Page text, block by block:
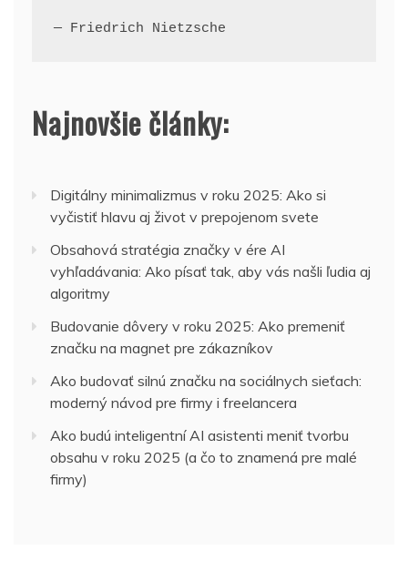
— Friedrich Nietzsche
Najnovšie články:
Digitálny minimalizmus v roku 2025: Ako si
vyčistiť hlavu aj život v prepojenom svete
Obsahová stratégia značky v ére AI
vyhľadávania: Ako písať tak, aby vás našli ľudia aj
algoritmy
Budovanie dôvery v roku 2025: Ako premeniť
značku na magnet pre zákazníkov
Ako budovať silnú značku na sociálnych sieťach:
moderný návod pre firmy i freelancera
Ako budú inteligentní AI asistenti meniť tvorbu
obsahu v roku 2025 (a čo to znamená pre malé
firmy)